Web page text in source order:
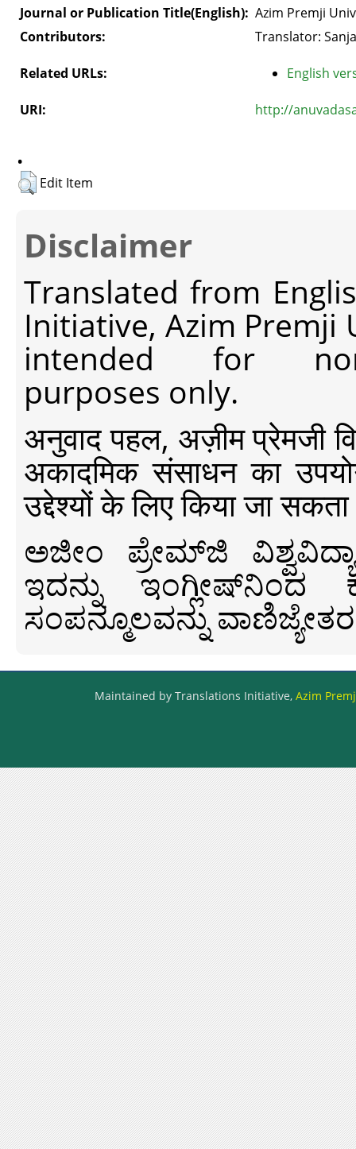
Journal or Publication Title(English): Azim Premji
Contributors:
Translator:
Related URLs: English
URI: http://
.
Edit Item
Disclaimer
Translated from
Initiative, Azim Premji
intended for non-
purposes only.
अनुवाद पहल, अज़ीम प्रेमजी
अकादमिक संसाधन का
उद्देश्यों के लिए किया जा
ಅಜೀಂ ಪ್ರೇಮ್‍ಜಿ
ಇದನ್ನು ಇಂಗ್ಲೀಷ್‍ನಿಂದ
ಸಂಪನ್ಮೂಲವನ್ನು
Maintained by Translations Initiative, Azim